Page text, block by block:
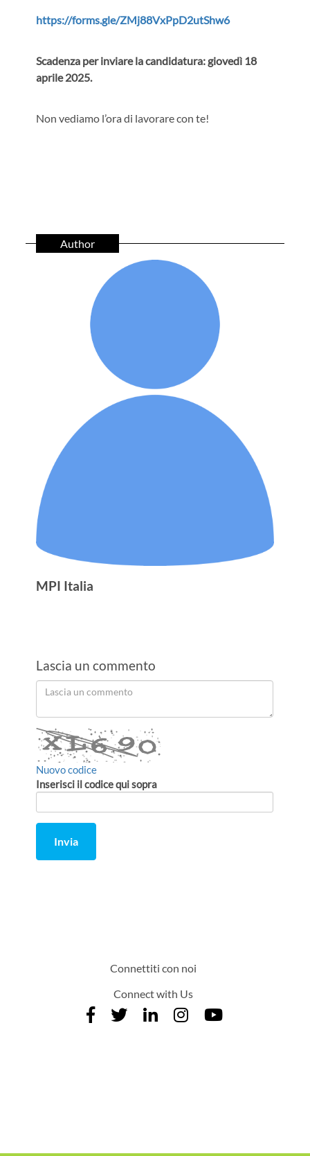
https://forms.gle/ZMj88VxPpD2utShw6
Scadenza per inviare la candidatura: giovedì 18
aprile 2025.
Non vediamo l’ora di lavorare con te!
Author
MPI Italia
Lascia un commento
Order
Lascia
commento
Nuovo codice
Inserisci il codice qui sopra
Invia
Connettiti con noi
Connect with Us